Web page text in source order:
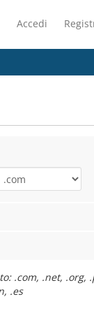
Accedi
.com, .net, .org,
.es